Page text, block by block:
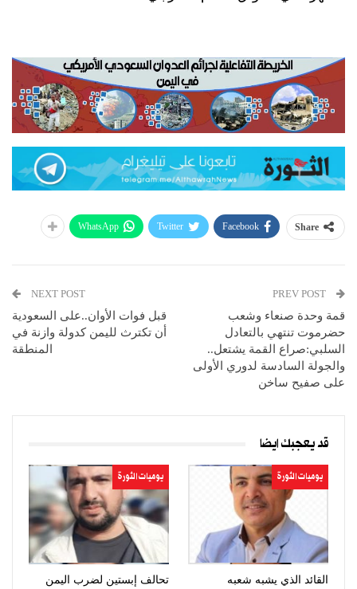
Share
Facebook
Twitter
WhatsApp
قمة وحدة صنعاء وشعب
حضرموت تنتهي بالتعادل
السلبي:صراع القمة يشتعل..
والجولة السادسة لدوري الأولى
على صفيح ساخن
NEXT POST
قبل فوات الأوان..على السعودية
أن تكترث لليمن كدولة وازنة في
المنطقة
قد يعجبك ايضا
يوميات الثورة
القائد الذي يشبه شعبه
يوميات الثورة
تحالف إبستين لضرب اليمن